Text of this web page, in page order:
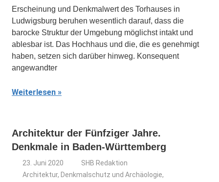
Erscheinung und Denkmalwert des Torhauses in
Ludwigsburg beruhen wesentlich darauf, dass die
barocke Struktur der Umgebung möglichst intakt und
ablesbar ist. Das Hochhaus und die, die es genehmigt
haben, setzen sich darüber hin­weg. Konsequent
angewandter
Weiterlesen
Architektur der Fünfziger Jahre.
Denkmale in Baden-Württemberg
23. Juni 2020
SHB Redaktion
Architektur, Denkmalschutz und Archäologie,